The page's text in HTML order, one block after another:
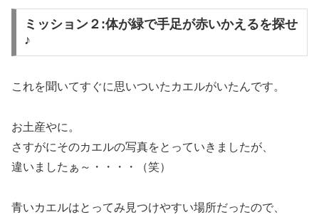
ミッション２:体が緑で手足が赤いかえるを探せ
♪
これを聞いてすぐに思いついたカエルがいたんです。
お土産やに。
さすがにそのカエルの写真をとっていきましたが、
違いましたぁ～・・・・（笑）
青いカエルはとってみ見つけやすい場所だったので、